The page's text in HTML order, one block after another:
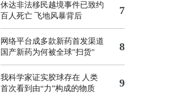
休达非法移民越境事件已致约
百人死亡 飞地风暴背后 7
网络平台成多款新药首发渠道
国产新药为何被全球"扫货"
8
我科学家证实胶球存在 人类
首次看到由“力”构成的物质
9